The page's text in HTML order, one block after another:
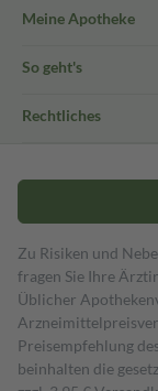
Meine Apotheke
So geht's
Rechtliches
Zu Risiken und
fragen Sie Ihre
Üblicher
Preisempfehlung
beinhalten die